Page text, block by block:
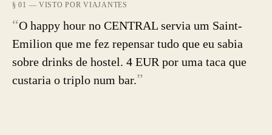
§ 01 — VISTO POR VIAJANTES
“O happy hour no CENTRAL servia um Saint-
Emilion que me fez repensar tudo que eu sabia
sobre drinks de hostel. 4 EUR por uma taca que
custaria o triplo num bar.”